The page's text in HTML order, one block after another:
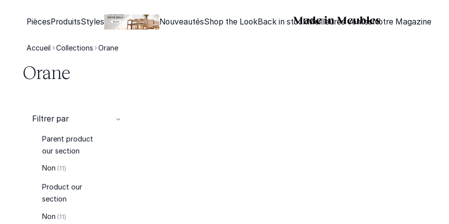
PiècesProduitsStyles NouveautésShop the LookBack in stockMeilleures ventesNotre Magazine
Accueil Collections Orane
Orane
Filtrer par
Parent product
our section
Non 11articles
Product our
section
Non 11articles